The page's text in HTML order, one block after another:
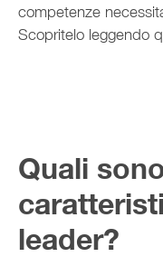
competenze
Scopritelo leggendo
Quali
leader?